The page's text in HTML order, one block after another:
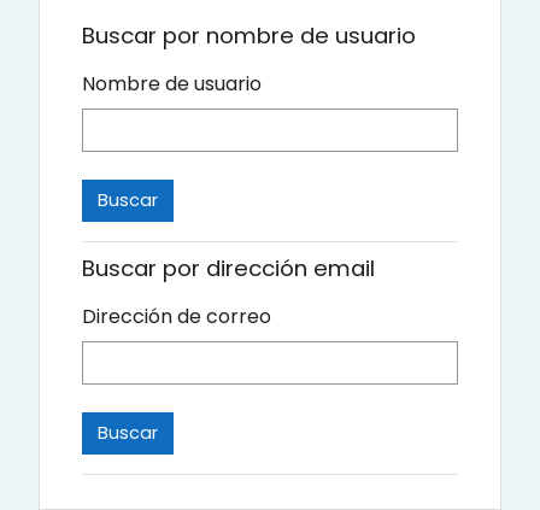
Buscar por nombre de usuario
Nombre de usuario
Buscar por dirección email
Dirección de correo